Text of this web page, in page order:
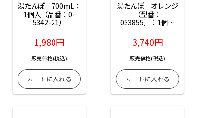
湯たんぽ　700mL：
1個入（品番：0-
5342-21）
1,980円
販売価格(税込)
湯たんぽ　オレンジ
（型番：
033855）：1個入
03）
3,740円
販売価格(税込)